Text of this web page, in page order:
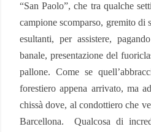
“San Paolo”, che tra qualche
campione scomparso, gremito di
esultanti, per assistere,
banale, presentazione del
pallone. Come se
forestiero appena arrivato, ma
chissà dove, al condottiero che
Barcellona.
Qualcosa di